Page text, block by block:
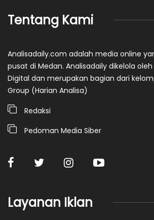
Tentang Kami
Analisadaily.com adalah media online
pusat di Medan. Analisadaily dikelola
Digital dan merupakan bagian dari
Group (Harian Analisa)
Redaksi
Pedoman Media Siber
Layanan Iklan